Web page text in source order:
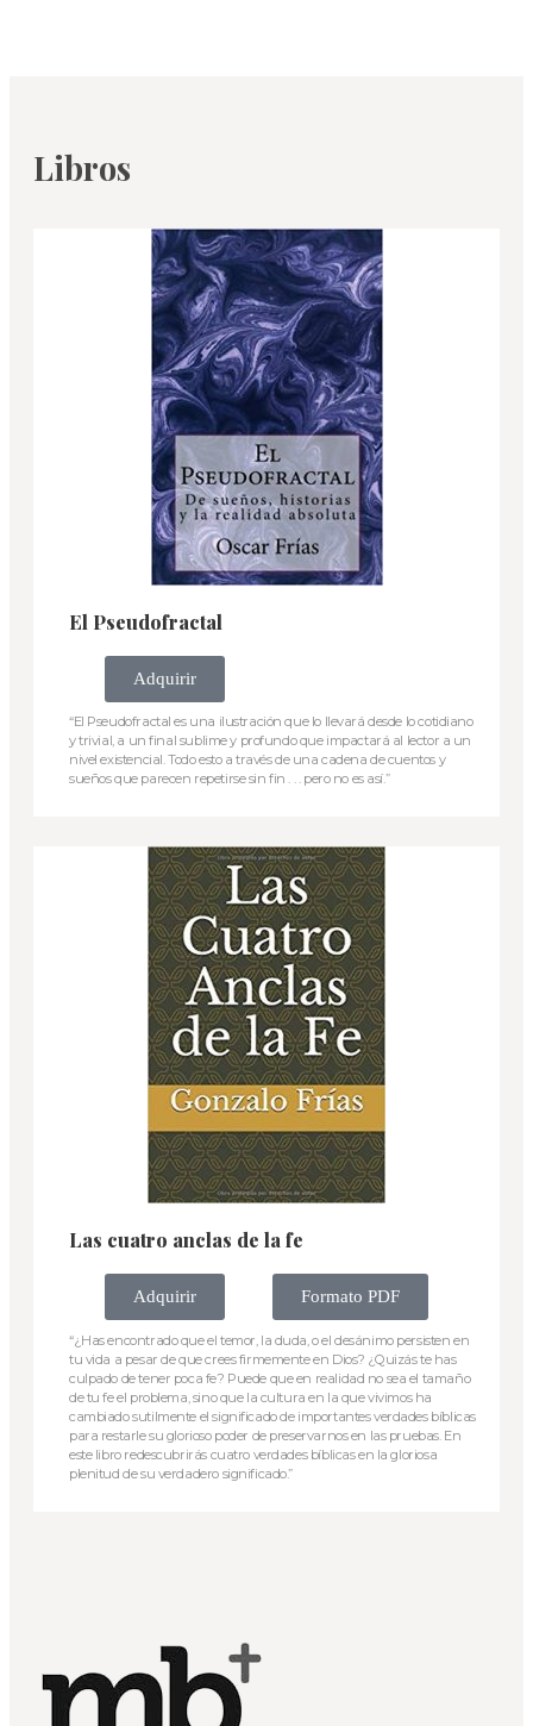
Libros
El Pseudofractal
Adquirir
“El Pseudofractal es una ilustración que lo llevará desde lo cotidiano
y trivial, a un final sublime y profundo que impactará al lector a un
nivel existencial. Todo esto a través de una cadena de cuentos y
sueños que parecen repetirse sin fin . . . pero no es así.”
Las cuatro anclas de la fe
Adquirir Formato PDF
“¿Has encontrado que el temor, la duda, o el desánimo persisten en
tu vida a pesar de que crees firmemente en Dios? ¿Quizás te has
culpado de tener poca fe? Puede que en realidad no sea el tamaño
de tu fe el problema, sino que la cultura en la que vivimos ha
cambiado sutilmente el significado de importantes verdades bíblicas
para restarle su glorioso poder de preservarnos en las pruebas. En
este libro redescubrirás cuatro verdades bíblicas en la gloriosa
plenitud de su verdadero significado.”